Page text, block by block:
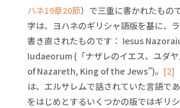
ハネ19章20節）で三重に書かれたもの
字は、ヨハネのギリシャ語版を基に、
書き直されたものです： Iesus
Iudaeorum (「ナザレのイエス、ユダ
of Nazareth, King of the Jews”)。 [2]
は、エルサレムで話されていた言語で
をはじめとするいくつかの版ではギリ